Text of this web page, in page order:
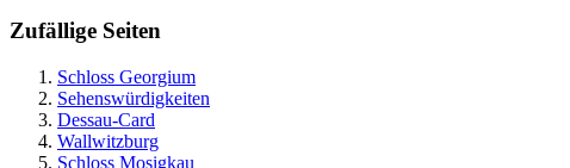
Zufällige Seiten
Schloss Georgium
Sehenswürdigkeiten
Dessau-Card
Wallwitzburg
Schloss Mosigkau